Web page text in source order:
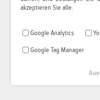
akzeptieren Sie alle.
Google Analytics
Google Tag Manager